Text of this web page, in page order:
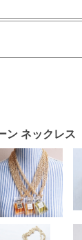
ン ネックレス